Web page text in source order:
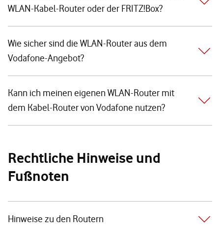
WLAN-Kabel-Router oder der FRITZ!Box?
Wie sicher sind die WLAN-Router aus dem
Vodafone-Angebot?
Kann ich meinen eigenen WLAN-Router mit
dem Kabel-Router von Vodafone nutzen?
Rechtliche Hinweise und
Fußnoten
Hinweise zu den Routern